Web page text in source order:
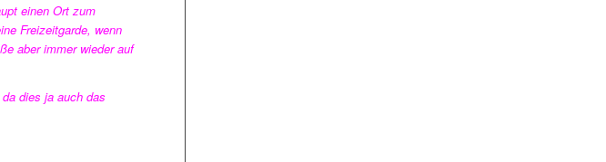
einen Ort zum
Freizeitgarde, wenn
aber immer wieder auf
dies ja auch das